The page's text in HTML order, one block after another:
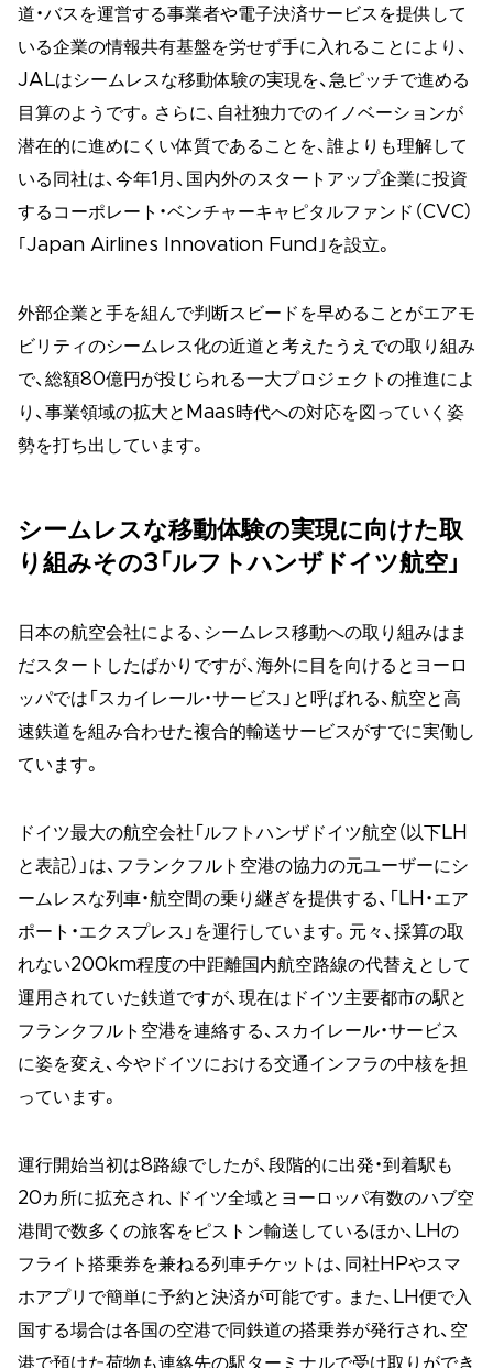
道・バスを運営する事業者や電子決済サービスを提供して
いる企業の情報共有基盤を労せず手に入れることにより、
JALはシームレスな移動体験の実現を、急ピッチで進める
目算のようです。さらに、自社独力でのイノベーションが
潜在的に進めにくい体質であることを、誰よりも理解して
いる同社は、今年1月、国内外のスタートアップ企業に投資
するコーポレート・ベンチャーキャピタルファンド（CVC）
｢Japan Airlines Innovation Fund｣を設立。
外部企業と手を組んで判断スビードを早めることがエアモ
ビリティのシームレス化の近道と考えたうえでの取り組み
で、総額80億円が投じられる一大プロジェクトの推進によ
り、事業領域の拡大とMaas時代への対応を図っていく姿
勢を打ち出しています。
シームレスな移動体験の実現に向けた取
り組みその3「ルフトハンザドイツ航空」
日本の航空会社による、シームレス移動への取り組みはま
だスタートしたばかりですが、海外に目を向けるとヨーロ
ッパでは「スカイレール・サービス」と呼ばれる、航空と高
速鉄道を組み合わせた複合的輸送サービスがすでに実働し
ています。
ドイツ最大の航空会社「ルフトハンザドイツ航空（以下LH
と表記）」は、フランクフルト空港の協力の元ユーザーにシ
ームレスな列車・航空間の乗り継ぎを提供する、「LH・エア
ポート・エクスプレス」を運行しています。元々、採算の取
れない200km程度の中距離国内航空路線の代替えとして
運用されていた鉄道ですが、現在はドイツ主要都市の駅と
フランクフルト空港を連絡する、スカイレール・サービス
に姿を変え、今やドイツにおける交通インフラの中核を担
っています。
運行開始当初は8路線でしたが、段階的に出発・到着駅も
20カ所に拡充され、ドイツ全域とヨーロッパ有数のハブ空
港間で数多くの旅客をピストン輸送しているほか、LHの
フライト搭乗券を兼ねる列車チケットは、同社HPやスマ
ホアプリで簡単に予約と決済が可能です。また、LH便で入
国する場合は各国の空港で同鉄道の搭乗券が発行され、空
港で預けた荷物も連絡先の駅ターミナルで受け取りができ